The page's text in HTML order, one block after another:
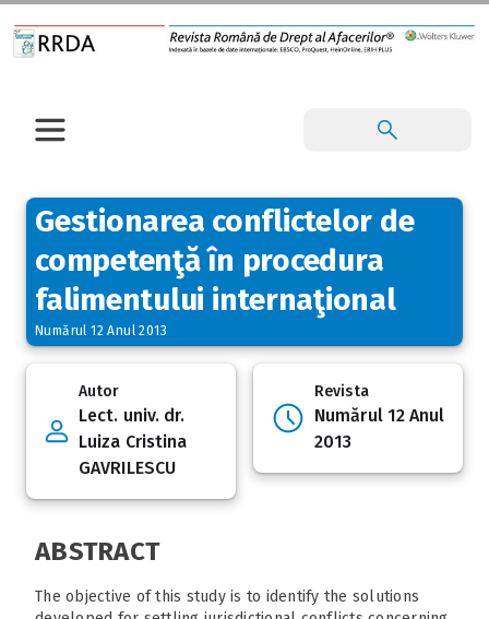
Gestionarea conflictelor de
competenţă în procedura
falimentului internaţional
Numărul 12 Anul 2013
Autor
Lect. univ. dr.
Luiza Cristina
GAVRILESCU
Revista
Numărul 12 Anul
2013
ABSTRACT
The objective of this study is to identify the solutions